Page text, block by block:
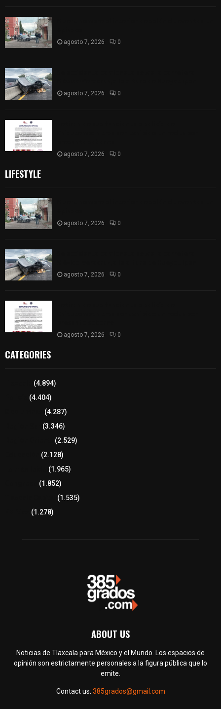
agosto 7, 2026 0
agosto 7, 2026 0
agosto 7, 2026 0
LIFESTYLE
agosto 7, 2026 0
agosto 7, 2026 0
agosto 7, 2026 0
CATEGORIES
(4.894)
(4.404)
(4.287)
(3.346)
(2.529)
(2.128)
(1.965)
(1.852)
(1.535)
(1.278)
ABOUT US
Noticias de Tlaxcala para México y el Mundo. Los espacios de
opinión son estrictamente personales a la figura pública que lo
emite.
Contact us: 385grados@gmail.com